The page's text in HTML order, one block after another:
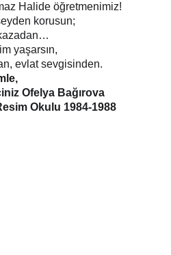
Halide öğretmenimiz!
korusun;
yaşarsın,
evlat sevgisinden.
Ofelya Bağırova
Okulu 1984-1988